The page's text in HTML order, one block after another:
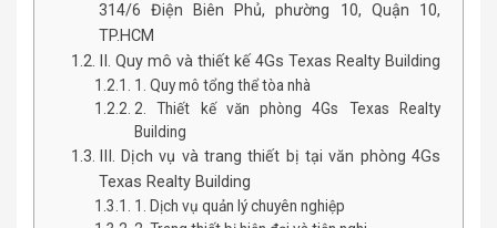
314/6 Điện Biên Phủ, phường 10, Quận 10,
TP.HCM
II. Quy mô và thiết kế 4Gs Texas Realty Building
1. Quy mô tổng thể tòa nhà
2. Thiết kế văn phòng 4Gs Texas Realty
Building
III. Dịch vụ và trang thiết bị tại văn phòng 4Gs
Texas Realty Building
1. Dịch vụ quản lý chuyên nghiệp